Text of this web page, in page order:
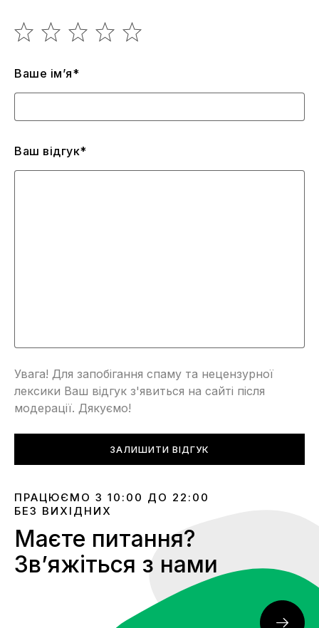
Ваше ім’я*
Ваш відгук*
Увага! Для запобігання спаму та нецензурної
лексики Ваш відгук з'явиться на сайті після
модерації. Дякуємо!
ЗАЛИШИТИ ВІДГУК
ПРАЦЮЄМО З 10:00 ДО 22:00
БЕЗ ВИХІДНИХ
Маєте питання?
Звʼяжіться з нами